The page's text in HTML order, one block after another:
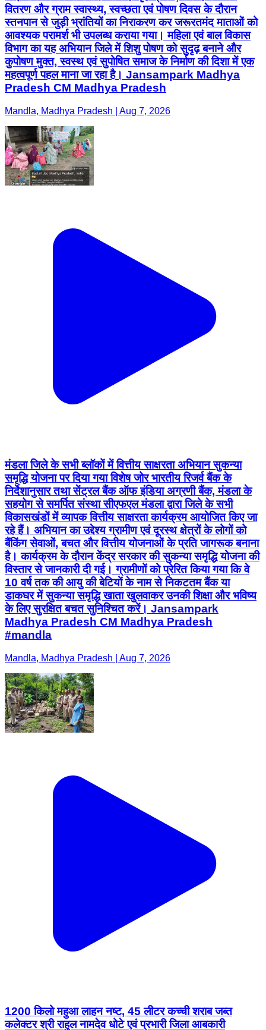
वितरण और ग्राम स्वास्थ्य, स्वच्छता एवं पोषण दिवस के दौरान
स्तनपान से जुड़ी भ्रांतियों का निराकरण कर जरूरतमंद माताओं को
आवश्यक परामर्श भी उपलब्ध कराया गया। महिला एवं बाल विकास
विभाग का यह अभियान जिले में शिशु पोषण को सुदृढ़ बनाने और
कुपोषण मुक्त, स्वस्थ एवं सुपोषित समाज के निर्माण की दिशा में एक
महत्वपूर्ण पहल माना जा रहा है। Jansampark Madhya
Pradesh CM Madhya Pradesh
Mandla, Madhya Pradesh | Aug 7, 2026
मंडला जिले के सभी ब्लॉकों में वित्तीय साक्षरता अभियान सुकन्या
समृद्धि योजना पर दिया गया विशेष जोर भारतीय रिजर्व बैंक के
निर्देशानुसार तथा सेंट्रल बैंक ऑफ इंडिया अग्रणी बैंक, मंडला के
सहयोग से समर्पित संस्था सीएफएल मंडला द्वारा जिले के सभी
विकासखंडों में व्यापक वित्तीय साक्षरता कार्यक्रम आयोजित किए जा
रहे हैं। अभियान का उद्देश्य ग्रामीण एवं दूरस्थ क्षेत्रों के लोगों को
बैंकिंग सेवाओं, बचत और वित्तीय योजनाओं के प्रति जागरूक बनाना
है। कार्यक्रम के दौरान केंद्र सरकार की सुकन्या समृद्धि योजना की
विस्तार से जानकारी दी गई। ग्रामीणों को प्रेरित किया गया कि वे
10 वर्ष तक की आयु की बेटियों के नाम से निकटतम बैंक या
डाकघर में सुकन्या समृद्धि खाता खुलवाकर उनकी शिक्षा और भविष्य
के लिए सुरक्षित बचत सुनिश्चित करें। Jansampark
Madhya Pradesh CM Madhya Pradesh
#mandla
Mandla, Madhya Pradesh | Aug 7, 2026
1200 किलो महुआ लाहन नष्ट, 45 लीटर कच्ची शराब जब्त
कलेक्टर श्री राहुल नामदेव धोटे एवं प्रभारी जिला आबकारी